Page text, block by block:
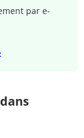
par e-